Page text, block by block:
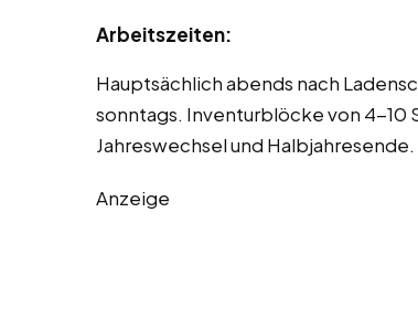
Arbeitszeiten:
Hauptsächlich abends nach
sonntags. Inventurblöcke von 4-10
Jahreswechsel und
Anzeige